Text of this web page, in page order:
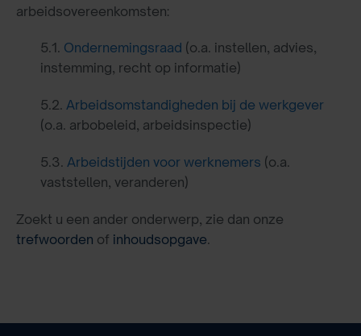
arbeidsovereenkomsten:
5.1. Ondernemingsraad (o.a. instellen, advies,
instemming, recht op informatie)
5.2. Arbeidsomstandigheden bij de werkgever
(o.a. arbobeleid, arbeidsinspectie)
5.3. Arbeidstijden voor werknemers (o.a.
vaststellen, veranderen)
Zoekt u een ander onderwerp, zie dan onze
trefwoorden of inhoudsopgave.